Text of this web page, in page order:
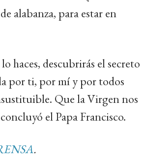
alabanza, para estar en
haces, descubrirás el secreto
por ti, por mí y por todos
Que la Virgen nos
el Papa Francisco.
.